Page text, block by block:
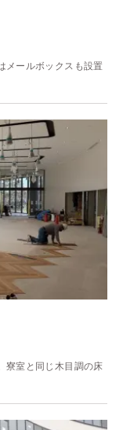
メールボックスも設置
寮室と同じ木目調の床